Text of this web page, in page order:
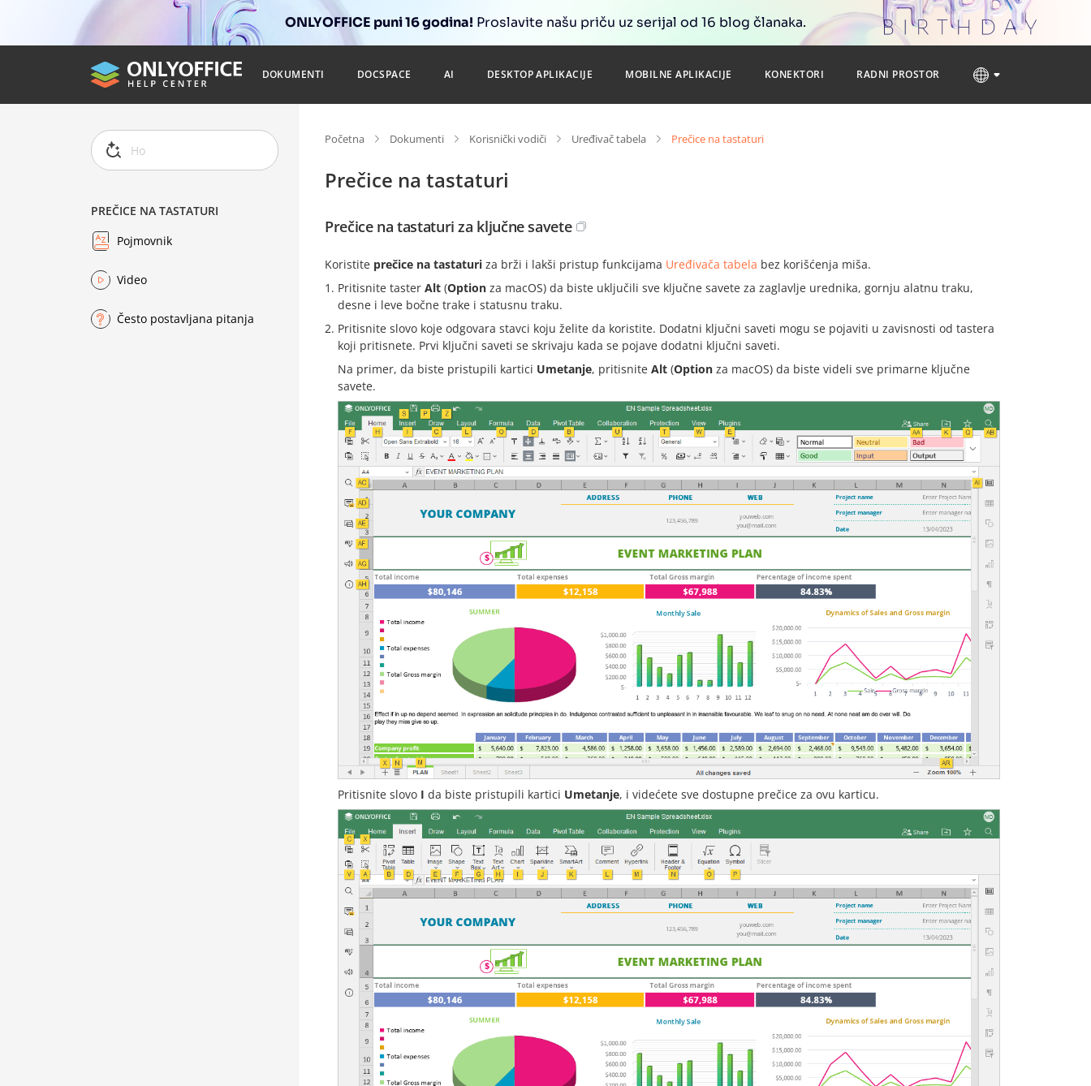
ONLYOFFICE puni 16 godina! Proslavite našu priču uz serijal od 16 blog članaka.
DOKUMENTI DOCSPACE AI DESKTOP APLIKACIJE MOBILNE APLIKACIJE KONEKTORI RADNI PROSTOR
PREČICE NA TASTATURI
Pojmovnik
Video
Često postavljana pitanja
Početna Dokumenti Korisnički vodiči Uređivač tabela Prečice na tastaturi
Prečice na tastaturi
Prečice na tastaturi za ključne savete
Koristite prečice na tastaturi za brži i lakši pristup funkcijama Uređivača tabela bez korišćenja miša.
Pritisnite taster Alt (Option za macOS) da biste uključili sve ključne savete za zaglavlje urednika, gornju alatnu traku,
desne i leve bočne trake i statusnu traku.
Pritisnite slovo koje odgovara stavci koju želite da koristite. Dodatni ključni saveti mogu se pojaviti u zavisnosti od tastera
koji pritisnete. Prvi ključni saveti se skrivaju kada se pojave dodatni ključni saveti.
Na primer, da biste pristupili kartici Umetanje, pritisnite Alt (Option za macOS) da biste videli sve primarne ključne
savete.
Pritisnite slovo I da biste pristupili kartici Umetanje, i videćete sve dostupne prečice za ovu karticu.